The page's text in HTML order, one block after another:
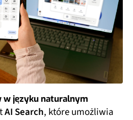
w języku naturalnym
AI Search, które umożliwia